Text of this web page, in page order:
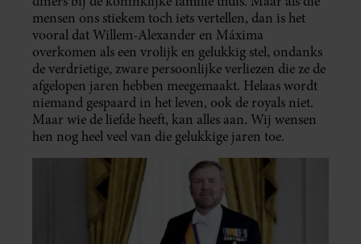
mensen ons stiekem toch iets vertellen, dan is het
vooral dat Willem-Alexander en Máxima
overkomen als een vrolijk en gelukkig stel, ondanks
de verdrietige, zware persoonlijke verliezen die ze de
afgelopen jaren hebben meegemaakt. Helaas wordt
niemand gespaard in het leven, ook de royals niet.
Maar wie de liefde heeft, kan alles aan. Wij wensen
hen nog heel veel van die gelukkige jaren toe.